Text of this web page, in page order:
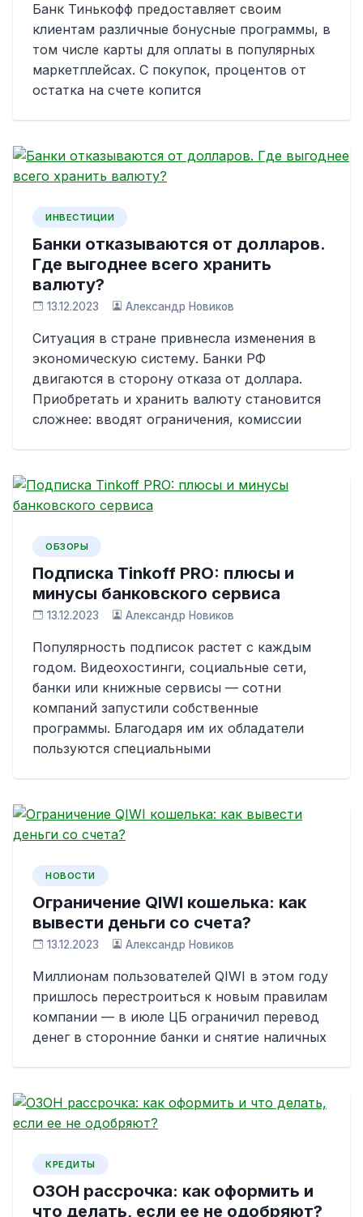
Банк Тинькофф предоставляет своим
клиентам различные бонусные программы, в
том числе карты для оплаты в популярных
маркетплейсах. С покупок, процентов от
остатка на счете копится
ИНВЕСТИЦИИ
Банки отказываются от долларов.
Где выгоднее всего хранить
валюту?
13.12.2023 Александр Новиков
Ситуация в стране привнесла изменения в
экономическую систему. Банки РФ
двигаются в сторону отказа от доллара.
Приобретать и хранить валюту становится
сложнее: вводят ограничения, комиссии
ОБЗОРЫ
Подписка Tinkoff PRO: плюсы и
минусы банковского сервиса
13.12.2023 Александр Новиков
Популярность подписок растет с каждым
годом. Видеохостинги, социальные сети,
банки или книжные сервисы — сотни
компаний запустили собственные
программы. Благодаря им их обладатели
пользуются специальными
НОВОСТИ
Ограничение QIWI кошелька: как
вывести деньги со счета?
13.12.2023 Александр Новиков
Миллионам пользователей QIWI в этом году
пришлось перестроиться к новым правилам
компании — в июле ЦБ ограничил перевод
денег в сторонние банки и снятие наличных
КРЕДИТЫ
ОЗОН рассрочка: как оформить и
что делать, если ее не одобряют?